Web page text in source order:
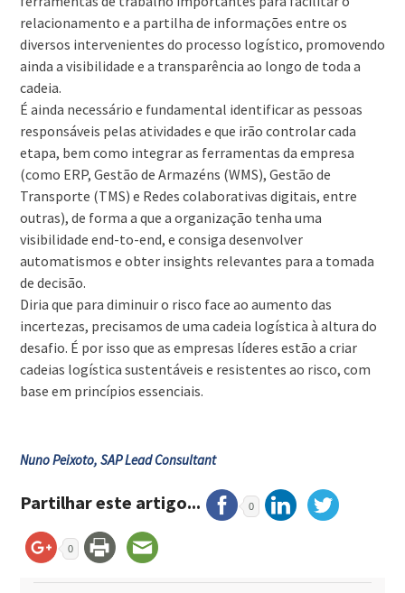
relacionamento e a partilha de informações entre os
diversos intervenientes do processo logístico, promovendo
ainda a visibilidade e a transparência ao longo de toda a
cadeia.
É ainda necessário e fundamental identificar as pessoas
responsáveis pelas atividades e que irão controlar cada
etapa, bem como integrar as ferramentas da empresa
(como ERP, Gestão de Armazéns (WMS), Gestão de
Transporte (TMS) e Redes colaborativas digitais, entre
outras), de forma a que a organização tenha uma
visibilidade end-to-end, e consiga desenvolver
automatismos e obter insights relevantes para a tomada
de decisão.
Diria que para diminuir o risco face ao aumento das
incertezas, precisamos de uma cadeia logística à altura do
desafio. É por isso que as empresas líderes estão a criar
cadeias logística sustentáveis e resistentes ao risco, com
base em princípios essenciais.
Nuno Peixoto, SAP Lead Consultant
Partilhar este artigo... 0
0